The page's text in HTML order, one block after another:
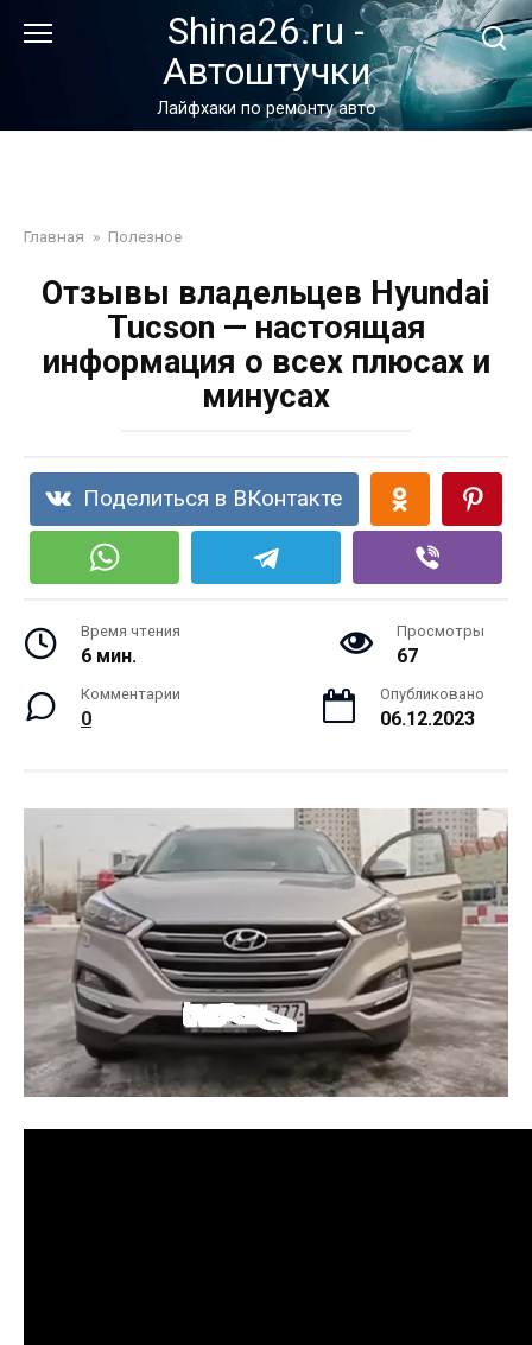
Shina26.ru -
Автоштучки
Лайфхаки по ремонту авто
Главная » Полезное
Отзывы владельцев Hyundai
Tucson — настоящая
информация о всех плюсах и
минусах
Поделиться в ВКонтакте
Время чтения
6 мин.
Просмотры
67
Комментарии
0
Опубликовано
06.12.2023